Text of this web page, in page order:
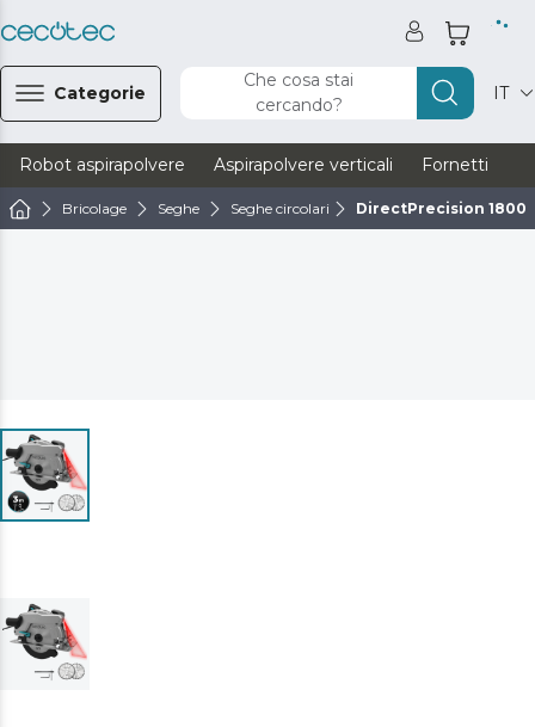
Categorie
Che cosa stai
cercando?
IT
Robot aspirapolvere Aspirapolvere verticali Fornetti
Bricolage Seghe Seghe circolari DirectPrecision 1800